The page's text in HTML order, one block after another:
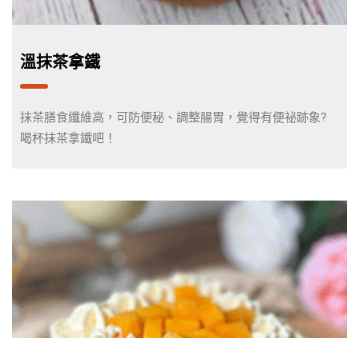
溫抹茶拿鐵
抹茶膳食纖維高，可防便秘、調整腸胃，覺得有便祕跡象?
喝杯抹茶拿鐵吧！